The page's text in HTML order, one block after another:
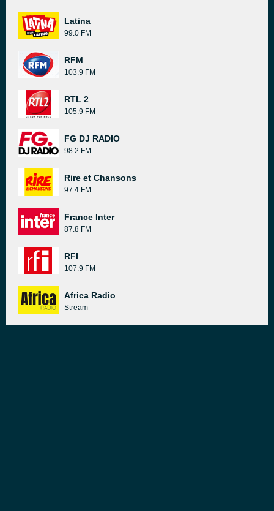
Latina
99.0 FM
RFM
103.9 FM
RTL 2
105.9 FM
FG DJ RADIO
98.2 FM
Rire et Chansons
97.4 FM
France Inter
87.8 FM
RFI
107.9 FM
Africa Radio
Stream